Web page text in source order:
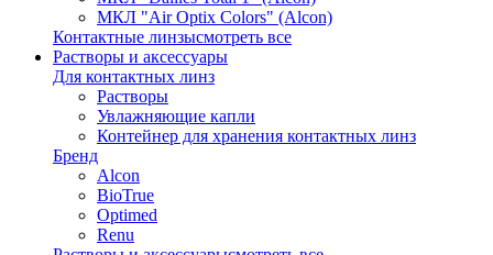
МКЛ "Air Optix Colors" (Alcon)
Контактные линзысмотреть все
Растворы и аксессуары
Для контактных линз
Растворы
Увлажняющие капли
Контейнер для хранения контактных линз
Бренд
Alcon
BioTrue
Optimed
Renu